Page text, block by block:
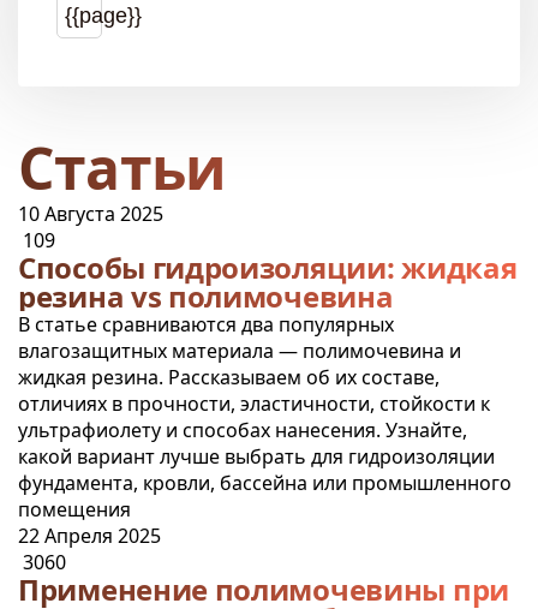
{{page}}
Статьи
10 Августа 2025
109
Способы гидроизоляции: жидкая
резина vs полимочевина
В статье сравниваются два популярных
влагозащитных материала — полимочевина и
жидкая резина. Рассказываем об их составе,
отличиях в прочности, эластичности, стойкости к
ультрафиолету и способах нанесения. Узнайте,
какой вариант лучше выбрать для гидроизоляции
фундамента, кровли, бассейна или промышленного
помещения
22 Апреля 2025
3060
Применение полимочевины при